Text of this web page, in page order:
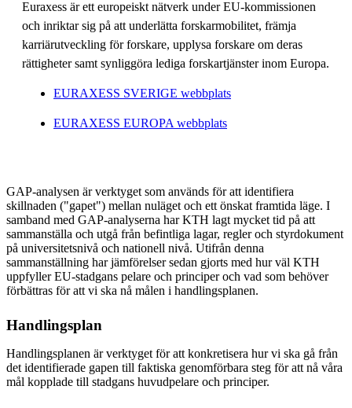
Euraxess är ett europeiskt nätverk under EU-kommissionen
och inriktar sig på att underlätta forskarmobilitet, främja
karriärutveckling för forskare, upplysa forskare om deras
rättigheter samt synliggöra lediga forskartjänster inom Europa.
EURAXESS SVERIGE webbplats
EURAXESS EUROPA webbplats
GAP-analysen är verktyget som används för att identifiera
skillnaden ("gapet") mellan nuläget och ett önskat framtida läge. I
samband med GAP-analyserna har KTH lagt mycket tid på att
sammanställa och utgå från befintliga lagar, regler och styrdokument
på universitetsnivå och nationell nivå. Utifrån denna
sammanställning har jämförelser sedan gjorts med hur väl KTH
uppfyller EU-stadgans pelare och principer och vad som behöver
förbättras för att vi ska nå målen i handlingsplanen.
Handlingsplan
Handlingsplanen är verktyget för att konkretisera hur vi ska gå från
det identifierade gapen till faktiska genomförbara steg för att nå våra
mål kopplade till stadgans huvudpelare och principer.